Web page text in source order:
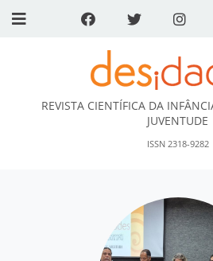
REVISTA CIENTÍFICA DA
JUVENTUDE
ISSN 2318-9282